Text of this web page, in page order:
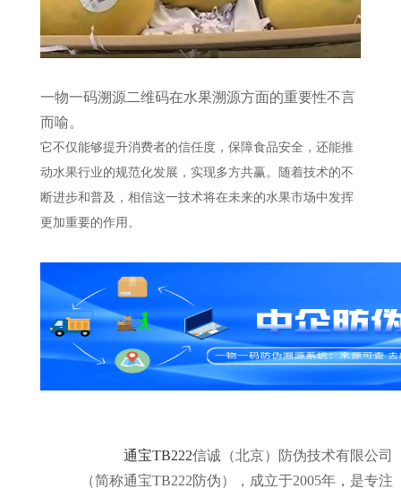
一物一码溯源二维码在水果溯源方面的重要性不言
而喻。
它不仅能够提升消费者的信任度，保障食品安全，还能推
动水果行业的规范化发展，实现多方共赢。随着技术的不
断进步和普及，相信这一技术将在未来的水果市场中发挥
更加重要的作用。
通宝TB222信诚（北京）防伪技术有限公司
（简称通宝TB222防伪），成立于2005年，是专注